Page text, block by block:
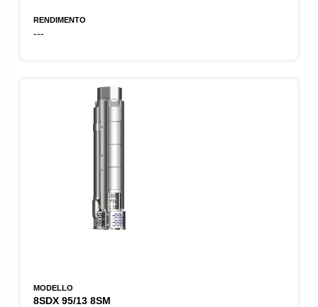
RENDIMENTO
---
MODELLO
8SDX 95/13 8SM